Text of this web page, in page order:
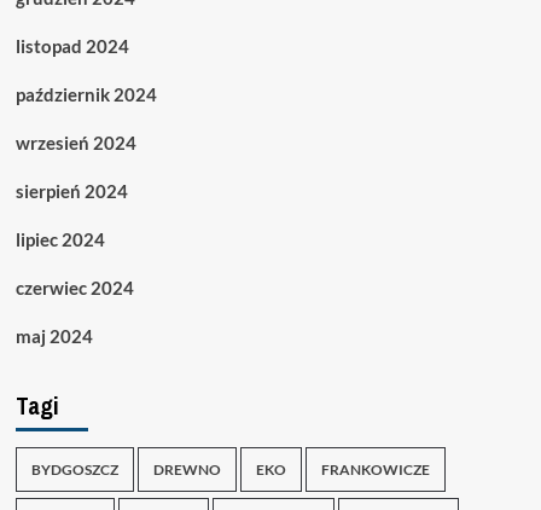
listopad 2024
październik 2024
wrzesień 2024
sierpień 2024
lipiec 2024
czerwiec 2024
maj 2024
Tagi
BYDGOSZCZ DREWNO EKO FRANKOWICZE